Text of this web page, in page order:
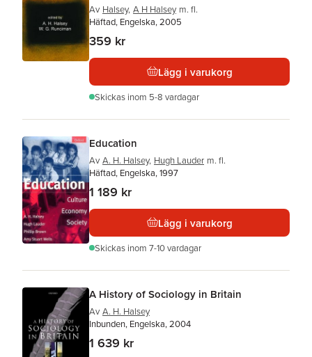
Av Halsey, A H Halsey m. fl.
Häftad, Engelska, 2005
359 kr
Lägg i varukorg
Skickas inom 5-8 vardagar
Education
Av A. H. Halsey, Hugh Lauder m. fl.
Häftad, Engelska, 1997
1 189 kr
Lägg i varukorg
Skickas inom 7-10 vardagar
A History of Sociology in Britain
Av A. H. Halsey
Inbunden, Engelska, 2004
1 639 kr